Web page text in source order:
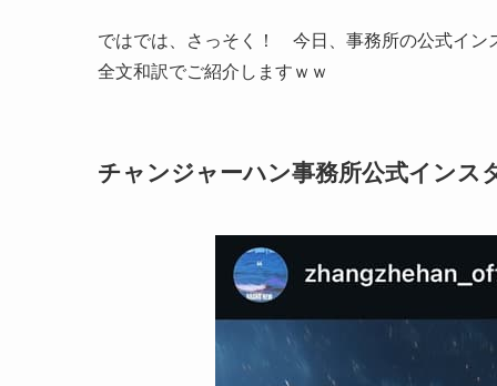
ではでは、さっそく！ 今日、事務所の公式イ
全文和訳でご紹介しますｗｗ
チャンジャーハン事務所公式インス